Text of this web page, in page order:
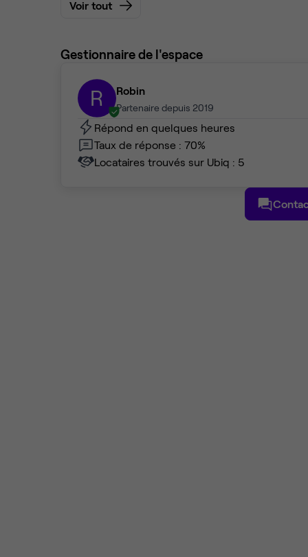
Voir tout
Gestionnaire de l'espace
R Robin
Partenaire depuis 2019
Répond en quelques heures
Taux de réponse : 70%
Locataires trouvés sur Ubiq : 5